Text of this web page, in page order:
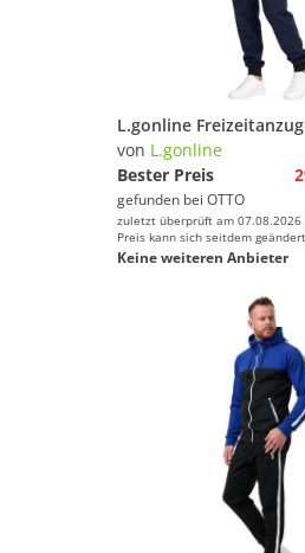
von L.gonline
Bester Preis
gefunden bei OTTO
zuletzt überprüft am 07.08.2026
Preis kann sich seitdem
Keine weiteren Anbieter